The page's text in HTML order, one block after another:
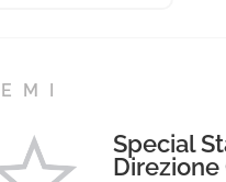
Special
Direzione